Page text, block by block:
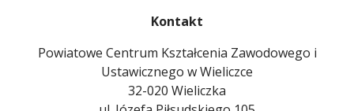
Kontakt
Powiatowe Centrum Kształcenia Zawodowego i
Ustawicznego w Wieliczce
32-020 Wieliczka